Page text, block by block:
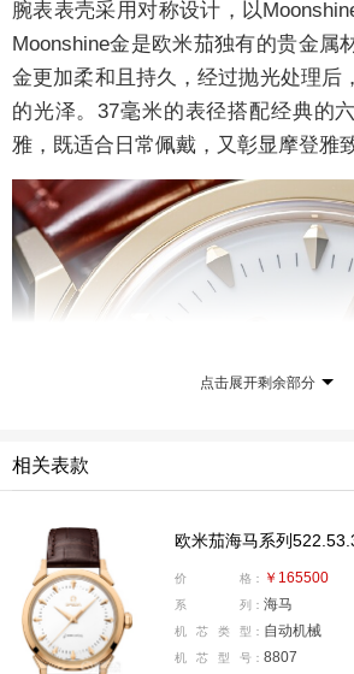
腕表表壳采用对称设计，以
Moonshine金是欧米茄独有的贵金属
金更加柔和且持久，经过抛光处理后
的光泽。37毫米的表径搭配经典的
雅，既适合日常佩戴，又彰显摩登雅
表盘采用纯净的白色珐琅，由“大明
老的工艺需要将珐琅粉末在高温下反
光滑如镜的质感。表盘上饰有灰色珐
识和分钟圈，均以“小明火”工艺打
点击展开剩余部分
相关表款
欧米茄海马系列
价 格： ￥165500
系 列： 海马
机 芯 类 型： 自动机械
机 芯 型 号： 8807